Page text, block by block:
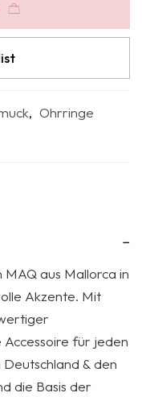
, Ohrringe
aus Mallorca in
Akzente. Mit
für jeden
Deutschland & den
die Basis der